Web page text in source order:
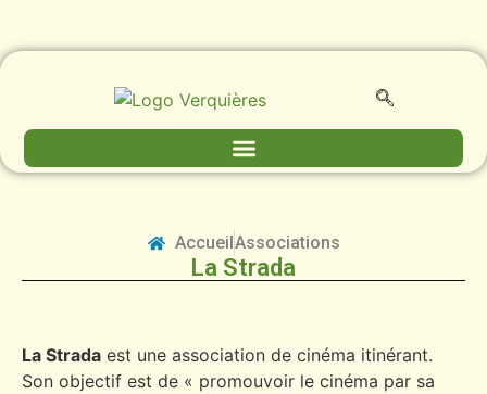
AccueilAssociations
La Strada
La Strada est une association de cinéma itinérant.
Son objectif est de « promouvoir le cinéma par sa